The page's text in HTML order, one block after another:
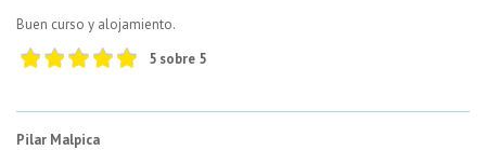
Buen curso y alojamiento.
5 sobre 5
Pilar Malpica